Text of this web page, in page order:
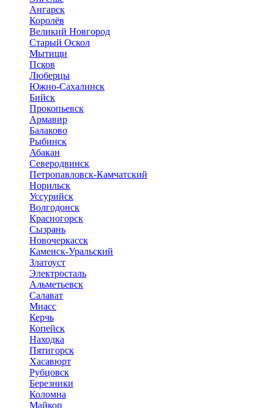
Ангарск
Королёв
Великий Новгород
Старый Оскол
Мытищи
Псков
Люберцы
Южно-Сахалинск
Бийск
Прокопьевск
Армавир
Балаково
Рыбинск
Абакан
Северодвинск
Петропавловск-Камчатский
Норильск
Уссурийск
Волгодонск
Красногорск
Сызрань
Новочеркасск
Каменск-Уральский
Златоуст
Электросталь
Альметьевск
Салават
Миасс
Керчь
Копейск
Находка
Пятигорск
Хасавюрт
Рубцовск
Березники
Коломна
Майкоп